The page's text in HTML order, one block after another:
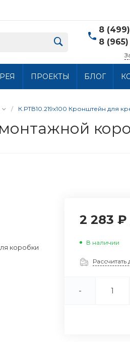
8
8
8 (499)
Вс:
ПРОЕКТЫ БЛОГ
/ К.РТВ10.219х100 Кронштейн для
коробки
2 283
В наличии
Рассчитать
-